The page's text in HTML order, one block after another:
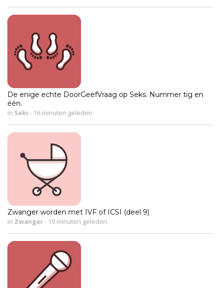
De enige echte DoorGeefVraag op Seks. Nummer tig en
één.
in Seks- 16 minuten geleden
Zwanger worden met IVF of ICSI (deel 9)
in Zwanger- 19 minuten geleden